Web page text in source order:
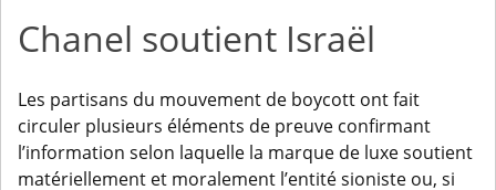
Chanel soutient Israël
Les partisans du mouvement de boycott ont fait
circuler plusieurs éléments de preuve confirmant
l’information selon laquelle la marque de luxe soutient
matériellement et moralement l’entité sioniste ou, si